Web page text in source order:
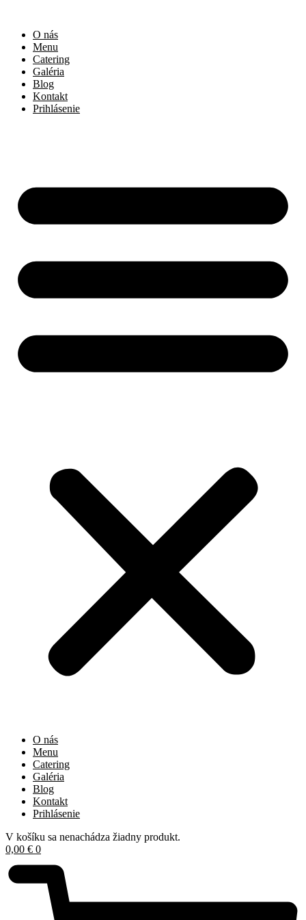
O nás
Menu
Catering
Galéria
Blog
Kontakt
Prihlásenie
O nás
Menu
Catering
Galéria
Blog
Kontakt
Prihlásenie
V košíku sa nenachádza žiadny produkt.
0,00 € 0